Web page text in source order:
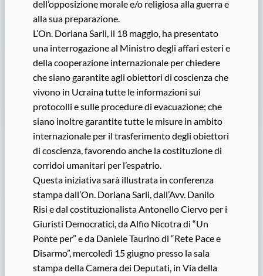
dell’opposizione morale e/o religiosa alla guerra e
alla sua preparazione.
L’On. Doriana Sarli, il 18 maggio, ha presentato
una interrogazione al Ministro degli affari esteri e
della cooperazione internazionale per chiedere
che siano garantite agli obiettori di coscienza che
vivono in Ucraina tutte le informazioni sui
protocolli e sulle procedure di evacuazione; che
siano inoltre garantite tutte le misure in ambito
internazionale per il trasferimento degli obiettori
di coscienza, favorendo anche la costituzione di
corridoi umanitari per l’espatrio.
Questa iniziativa sarà illustrata in conferenza
stampa dall’On. Doriana Sarli, dall’Avv. Danilo
Risi e dal costituzionalista Antonello Ciervo per i
Giuristi Democratici, da Alfio Nicotra di “Un
Ponte per” e da Daniele Taurino di “Rete Pace e
Disarmo”, mercoledì 15 giugno presso la sala
stampa della Camera dei Deputati, in Via della